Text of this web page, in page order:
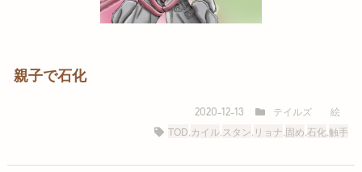
親子で石化
2020-12-13 テイルズ
絵
TOD,カイル,スタン, リョナ,固め,石化,触手